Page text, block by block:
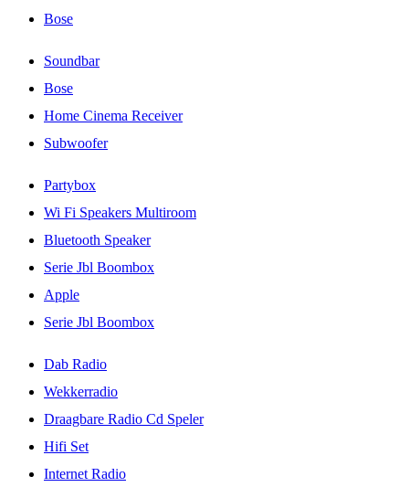
Bose
Soundbar
Bose
Home Cinema Receiver
Subwoofer
Partybox
Wi Fi Speakers Multiroom
Bluetooth Speaker
Serie Jbl Boombox
Apple
Serie Jbl Boombox
Dab Radio
Wekkerradio
Draagbare Radio Cd Speler
Hifi Set
Internet Radio